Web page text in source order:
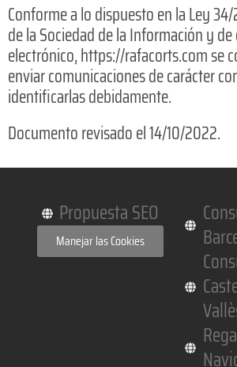
Conforme a lo dispuesto en la Ley
de la Sociedad de la Información y
electrónico, https://rafacorts.com se
enviar comunicaciones de carácter
identificarlas debidamente.
Documento revisado el 14/10/2022.
Propuesta SEO
Manejar las Cookies